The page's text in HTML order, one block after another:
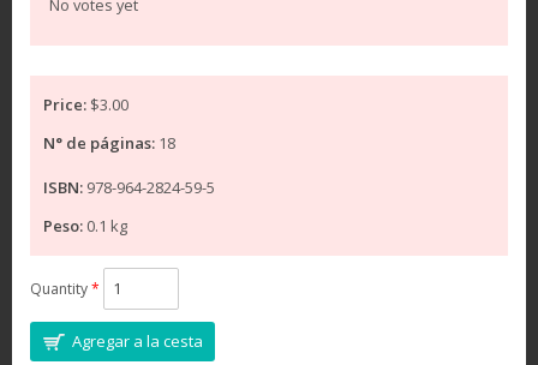
No votes yet
Price: $3.00
N° de páginas: 18
ISBN: 978-964-2824-59-5
Peso: 0.1 kg
Quantity*